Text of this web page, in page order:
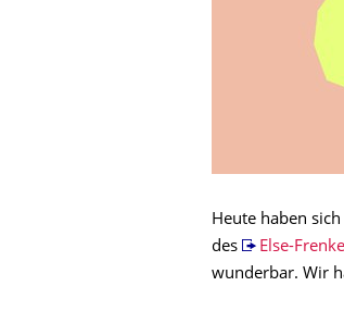
Heute haben
des
Else-
wunderbar. Wir